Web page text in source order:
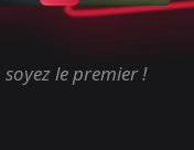
le premier !